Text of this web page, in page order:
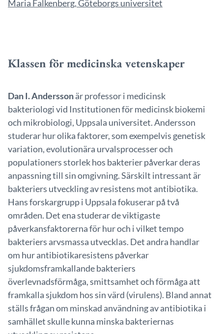
Maria Falkenberg, Göteborgs universitet
Klassen för medicinska vetenskaper
Dan I. Anderssonär professor i medicinsk
bakteriologi vid Institutionen för medicinsk biokemi
och mikrobiologi, Uppsala universitet. Andersson
studerar hur olika faktorer, som exempelvis genetisk
variation, evolutionära urvalsprocesser och
populationers storlek hos bakterier påverkar deras
anpassning till sin omgivning. Särskilt intressant är
bakteriers utveckling av resistens mot antibiotika.
Hans forskargrupp i Uppsala fokuserar på två
områden. Det ena studerar de viktigaste
påverkansfaktorerna för hur och i vilket tempo
bakteriers arvsmassa utvecklas. Det andra handlar
om hur antibiotikaresistens påverkar
sjukdomsframkallande bakteriers
överlevnadsförmåga, smittsamhet och förmåga att
framkalla sjukdom hos sin värd (virulens). Bland annat
ställs frågan om minskad användning av antibiotika i
samhället skulle kunna minska bakteriernas